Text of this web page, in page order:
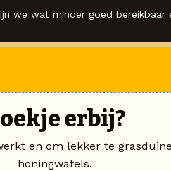
we wat minder goed
erbij?
en om lekker te
honingwafels.